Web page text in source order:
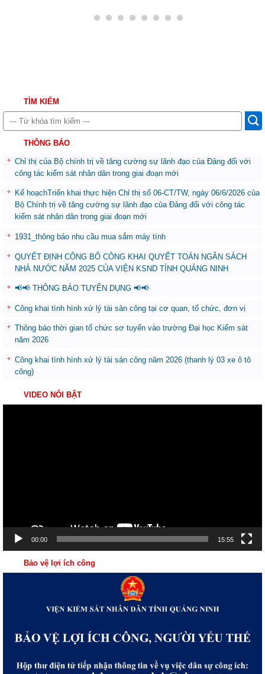
TÌM KIẾM
THÔNG BÁO
Chỉ thị của Bộ chính trị về tăng cường sự lãnh đạo của Đảng đối với
công tác kiểm sát nhân dân trong giai đoạn mới
Kế hoạchTriển khai thực hiện Chỉ thị số 06-CT/TW, ngày 06/6/2026 của
Bộ Chính trị về tăng cường sự lãnh đạo của Đảng đối với công tác
kiểm sát nhân dân trong giai đoạn mới
1931_thông báo nhu cầu mua sắm máy tính
QUYẾT ĐỊNH CÔNG BỐ CÔNG KHAI QUYẾT TOÁN NGÂN SÁCH
NHÀ NƯỚC NĂM 2025 CỦA VIỆN KSND TỈNH QUẢNG NINH
📢📢 THÔNG BÁO TUYỂN DỤNG 📢📢
Công khai tình hình xử lý tài sản công tại cơ quan, tổ chức, đơn vị
Thông báo thời gian tổ chức sơ tuyển vào trường Đại học Kiểm sát
năm 2026
Công khai tình hình xử lý tài sản công năm 2026 (thanh lý 03 xe ô tô
công)
VIDEO NỔI BẬT
00:00 15:55
Bảo vệ lợi ích công